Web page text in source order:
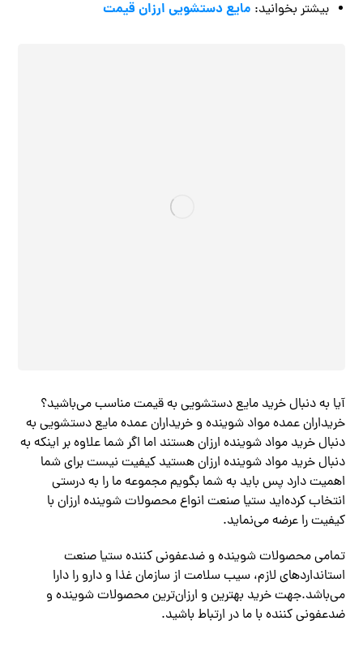
بیشتر بخوانید: مایع دستشویی ارزان قیمت
آیا به دنبال خرید مایع دستشویی به قیمت مناسب می‌باشید؟
خریداران عمده مواد شوینده و خریداران عمده مایع دستشویی به
دنبال خرید مواد شوینده ارزان هستند اما اگر شما علاوه بر اینکه به
دنبال خرید مواد شوینده ارزان هستید کیفیت نیست برای شما
اهمیت دارد پس باید به شما بگویم مجموعه ما را به درستی
انتخاب کرده‌اید ستیا صنعت انواع محصولات شوینده ارزان با
کیفیت را عرضه می‌نماید.
تمامی محصولات شوینده و ضدعفونی کننده ستیا صنعت
استانداردهای لازم، سیب سلامت از سازمان غذا و دارو را دارا
می‌باشد.جهت خرید بهترین و ارزان‌ترین محصولات شوینده و
ضدعفونی کننده با ما در ارتباط باشید.